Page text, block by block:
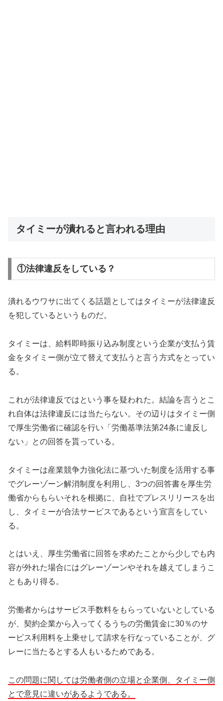
タイミーが潰れると言われる理由
①法律違反をしている？
潰れるウワサに出てくる話題としてはタイミーが法律違反
を犯しているというものだ。
タイミーは、給料即時振り込み制度という企業が支払う賃
金をタイミー側が立て替えて支払うと言う方式をとってい
る。
これが法律違反ではという事を疑われた。結論を言うとこ
れ自体は法律違反には当たらない。その辺りはタイミー側
で厚生労働省に確認を行い「労働基準法第24条に違反し
ない」との回答を貰っている。
タイミーは産業競争力強化法に基づいた制度を活用する事
でグレーゾーン解消制度を利用し、3つの回答書を厚生労
働省からもらいそれを根拠に、自社でプレスリリースを出
し、タイミーが合法サービスであるという宣言をしてい
る。
とはいえ、厚生労働省に回答を求めたことから少しでも内
容が外れた場合にはグレーゾーンやそれを越えてしまうこ
ともあり得る。
労働者からはサービス手数料をもらっていないとしている
が、契約企業から入ってくるうちの労働賃金に30％のサ
ービス利用料を上乗せして請求を行なっていることが、グ
レーに当たるとする人もいるためである。
この問題に関しては労働者側の立場と企業側、タイミー側
とで意見に違いがあるようである。